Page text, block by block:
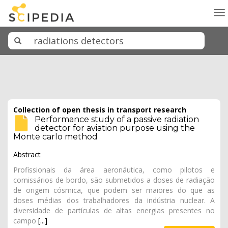
Collection of open thesis in transport research
Performance study of a passive radiation
detector for aviation purpose using the
Monte carlo method
Abstract
Profissionais da área aeronáutica, como pilotos e
comissários de bordo, são submetidos a doses de radiação
de origem cósmica, que podem ser maiores do que as
doses médias dos trabalhadores da indústria nuclear. A
diversidade de partículas de altas energias presentes no
campo [...]